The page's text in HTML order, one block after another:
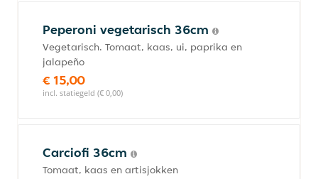
Peperoni vegetarisch 36cm
Vegetarisch. Tomaat, kaas, ui, paprika en
jalapeño
€ 15,00
incl. statiegeld (€ 0,00)
Carciofi 36cm
Tomaat, kaas en artisjokken